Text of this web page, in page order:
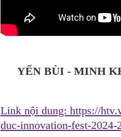
YẾN BÙI - MINH
Link nội dung: https://
duc-innovation-fest-2024-